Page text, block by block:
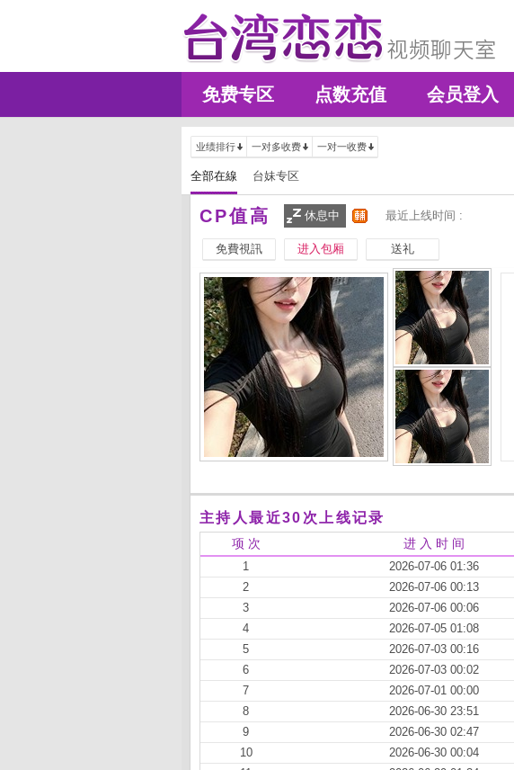
免费专区 点数充值 会员登入
业绩排行 一对多收费 一对一收费
全部在線 台妹专区
CP值高 休息中 最近上线时间 :
免費視訊 进入包厢 送礼
主持人最近30次上线记录
项 次 进 入 时 间
1 2026-07-06 01:36
2
2026-07-06 00:13
3
2026-07-06 00:06
4
2026-07-05 01:08
5
2026-07-03 00:16
6
2026-07-03 00:02
7
2026-07-01 00:00
8
2026-06-30 23:51
9
2026-06-30 02:47
10
2026-06-30 00:04